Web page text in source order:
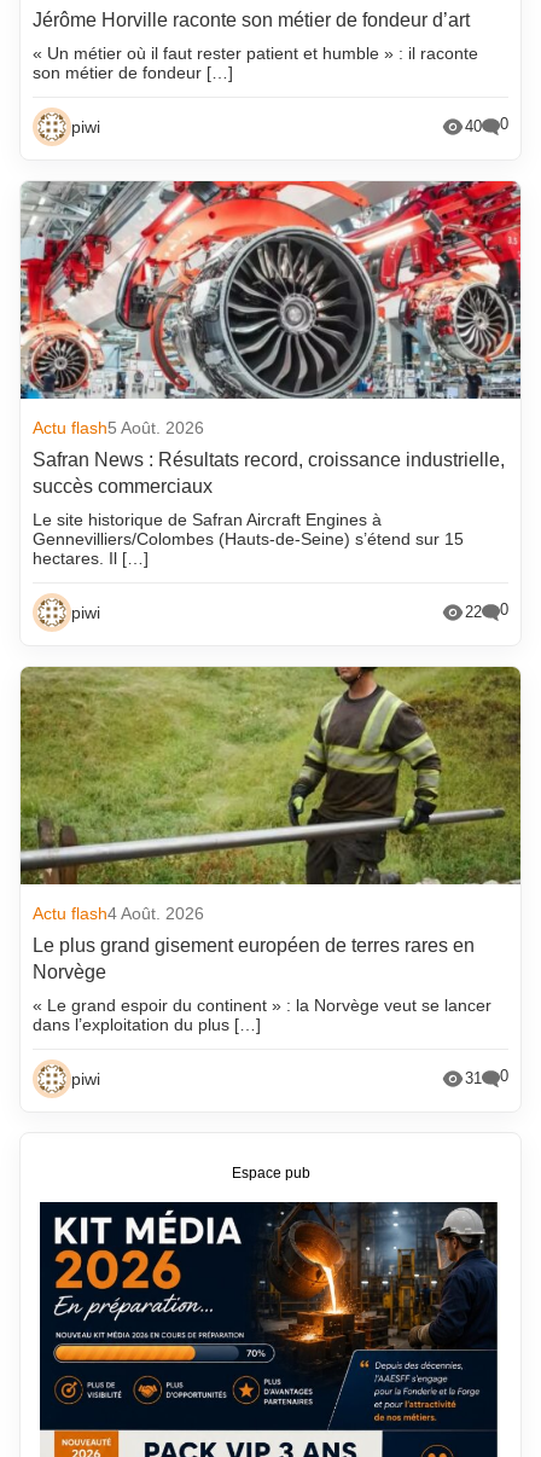
Jérôme Horville raconte son métier de fondeur d’art
« Un métier où il faut rester patient et humble » : il raconte
son métier de fondeur […]
piwi 40 0
Actu flash5 Août. 2026
Safran News : Résultats record, croissance industrielle,
succès commerciaux
Le site historique de Safran Aircraft Engines à
Gennevilliers/Colombes (Hauts-de-Seine) s’étend sur 15
hectares. Il […]
piwi 22 0
Actu flash4 Août. 2026
Le plus grand gisement européen de terres rares en
Norvège
« Le grand espoir du continent » : la Norvège veut se lancer
dans l’exploitation du plus […]
piwi 31 0
Espace pub